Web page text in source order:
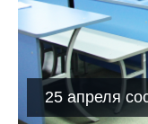
25 апреля